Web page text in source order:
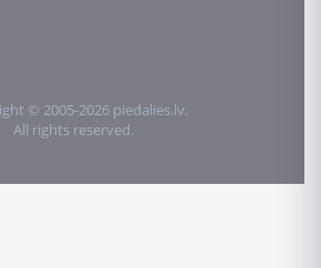
© 2005-2026 piedalies.lv.
All rights reserved.